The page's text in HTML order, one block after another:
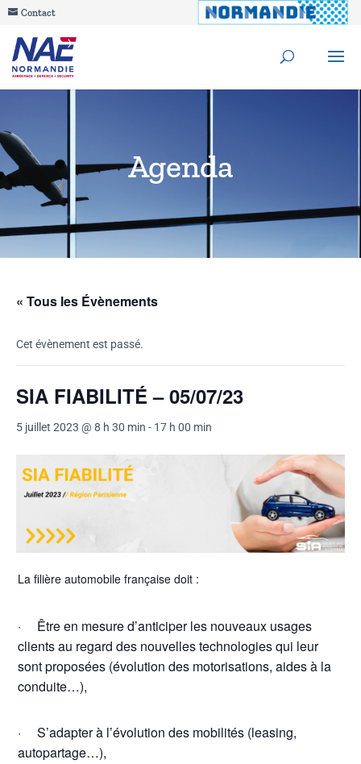
Contact
Agenda
« Tous les Évènements
Cet évènement est passé.
SIA FIABILITÉ – 05/07/23
5 juillet 2023 @ 8 h 30 min - 17 h 00 min
La filière automobile française doit :
· Être en mesure d’anticiper les nouveaux usages
clients au regard des nouvelles technologies qui leur
sont proposées (évolution des motorisations, aides à la
conduite…),
· S’adapter à l’évolution des mobilités (leasing,
autopartage…),